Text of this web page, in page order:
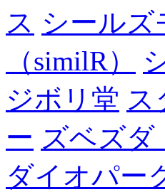
ス シールズ
（similR）
ジボリ堂 ス
ー ズベズダ
ダイオパー